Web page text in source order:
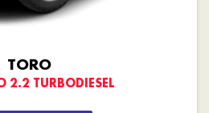
TORO
2.2 TURBODIESEL